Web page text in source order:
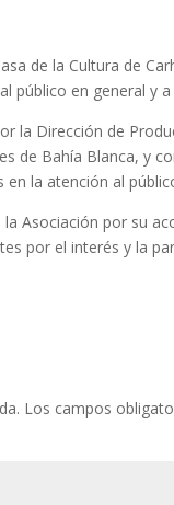
de la Cultura de
público en general y
la Dirección de
de Bahía Blanca, y
la atención al
Asociación por su
por el interés y la
Los campos